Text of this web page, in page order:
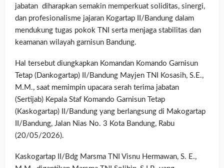
jabatan diharapkan semakin memperkuat soliditas, sinergi,
dan profesionalisme jajaran Kogartap II/Bandung dalam
mendukung tugas pokok TNI serta menjaga stabilitas dan
keamanan wilayah garnisun Bandung.
Hal tersebut diungkapkan Komandan Komando Garnisun
Tetap (Dankogartap) II/Bandung Mayjen TNI Kosasih, S.E.,
M.M., saat memimpin upacara serah terima jabatan
(Sertijab) Kepala Staf Komando Garnisun Tetap
(Kaskogartap) II/Bandung yang berlangsung di Makogartap
II/Bandung, Jalan Nias No. 3 Kota Bandung, Rabu
(20/05/2026).
Kaskogartap II/Bdg Marsma TNI Visnu Hermawan, S. E.,